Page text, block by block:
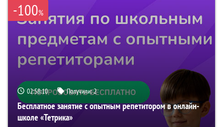
-100%
02:58:09 Получили:2
Бесплатное занятие с опытным репетитором в онлайн-
школе «Тетрика»